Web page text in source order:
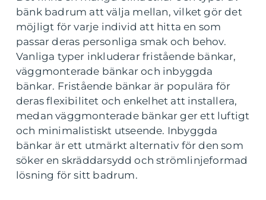
bänk badrum att välja mellan, vilket gör det
möjligt för varje individ att hitta en som
passar deras personliga smak och behov.
Vanliga typer inkluderar fristående bänkar,
väggmonterade bänkar och inbyggda
bänkar. Fristående bänkar är populära för
deras flexibilitet och enkelhet att installera,
medan väggmonterade bänkar ger ett luftigt
och minimalistiskt utseende. Inbyggda
bänkar är ett utmärkt alternativ för den som
söker en skräddarsydd och strömlinjeformad
lösning för sitt badrum.